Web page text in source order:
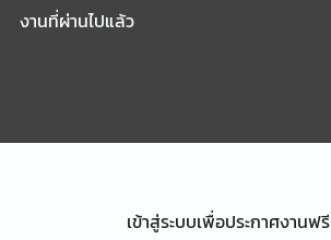
งานที่ผ่านไปแล้ว
เข้าสู่ระบบเพื่อประกาศงานฟรี